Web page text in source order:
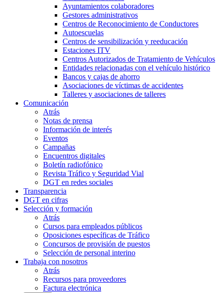
Ayuntamientos colaboradores
Gestores administrativos
Centros de Reconocimiento de Conductores
Autoescuelas
Centros de sensibilización y reeducación
Estaciones ITV
Centros Autorizados de Tratamiento de Vehículos
Entidades relacionadas con el vehículo histórico
Bancos y cajas de ahorro
Asociaciones de víctimas de accidentes
Talleres y asociaciones de talleres
Comunicación
Atrás
Notas de prensa
Información de interés
Eventos
Campañas
Encuentros digitales
Boletín radiofónico
Revista Tráfico y Seguridad Vial
DGT en redes sociales
Transparencia
DGT en cifras
Selección y formación
Atrás
Cursos para empleados públicos
Oposiciones específicas de Tráfico
Concursos de provisión de puestos
Selección de personal interino
Trabaja con nosotros
Atrás
Recursos para proveedores
Factura electrónica